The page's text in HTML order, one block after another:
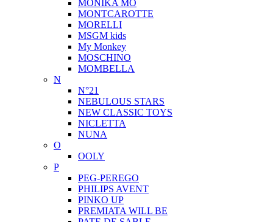
MONIKA MO
MONTCAROTTE
MORELLI
MSGM kids
My Monkey
MOSCHINO
MOMBELLA
N
N°21
NEBULOUS STARS
NEW CLASSIC TOYS
NICLETTA
NUNA
O
OOLY
P
PEG-PEREGO
PHILIPS AVENT
PINKO UP
PREMIATA WILL BE